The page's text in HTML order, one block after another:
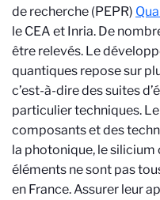
de recherche (PEPR)
le CEA et Inria. De
être relevés. Le
quantiques repose sur
c’est-à-dire des suites
particulier techniques.
composants et des
la photonique, le silicium
éléments ne sont pas
en France. Assurer leur